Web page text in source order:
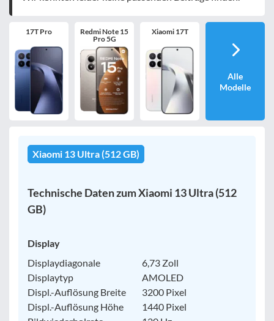
Bewertung
Filter zurücksetzen
17T Pro
Redmi Note 15
Pro 5G
Xiaomi 17T
Alle
Modelle
Xiaomi 13 Ultra (512 GB)
Technische Daten zum Xiaomi 13 Ultra (512
GB)
Display
Displaydiagonale
6,73 Zoll
Displaytyp
AMOLED
Displ.-Auflösung Breite
3200 Pixel
Displ.-Auflösung Höhe
1440 Pixel